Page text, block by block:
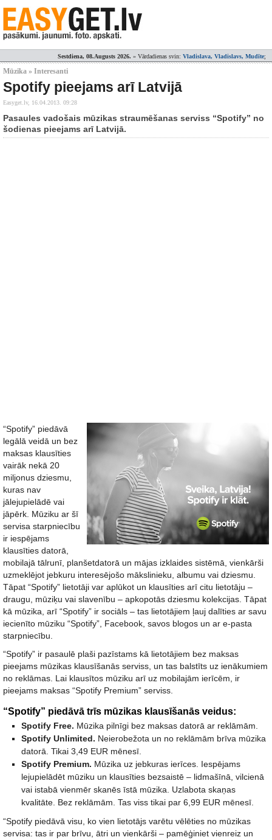
Sestdiena, 08.Augusts 2026. » Vārdadienas svin: Vladislava, Vladislavs, Mudīte;
Mūzika » Interesanti
Spotify pieejams arī Latvijā
Easyget.lv, 16.04.2013. 09:28
Pasaules vadošais mūzikas straumēšanas serviss “Spotify” no
šodienas pieejams arī Latvijā.
“Spotify” piedāvā
legālā veidā un bez
maksas klausīties
vairāk nekā 20
miljonus dziesmu,
kuras nav
jālejupielādē vai
jāpērk. Mūziku ar šī
servisa starpniecību
ir iespējams
klausīties datorā,
mobilajā tālrunī, planšetdatorā un mājas izklaides sistēmā, vienkārši
uzmeklējot jebkuru interesējošo mākslinieku, albumu vai dziesmu.
Tāpat “Spotify” lietotāji var aplūkot un klausīties arī citu lietotāju –
draugu, mūziķu vai slavenību – apkopotās dziesmu kolekcijas. Tāpat
kā mūzika, arī “Spotify” ir sociāls – tas lietotājiem ļauj dalīties ar savu
iecienīto mūziku “Spotify”, Facebook, savos blogos un ar e-pasta
starpniecību.
“Spotify” ir pasaulē plaši pazīstams kā lietotājiem bez maksas
pieejams mūzikas klausīšanās serviss, un tas balstīts uz ienākumiem
no reklāmas. Lai klausītos mūziku arī uz mobilajām ierīcēm, ir
pieejams maksas “Spotify Premium” serviss.
“Spotify” piedāvā trīs mūzikas klausīšanās veidus:
Spotify Free. Mūzika pilnīgi bez maksas datorā ar reklāmām.
Spotify Unlimited. Neierobežota un no reklāmām brīva mūzika
datorā. Tikai 3,49 EUR mēnesī.
Spotify Premium. Mūzika uz jebkuras ierīces. Iespējams
lejupielādēt mūziku un klausīties bezsaistē – lidmašīnā, vilcienā
vai istabā vienmēr skanēs īstā mūzika. Uzlabota skaņas
kvalitāte. Bez reklāmām. Tas viss tikai par 6,99 EUR mēnesī.
“Spotify piedāvā visu, ko vien lietotājs varētu vēlēties no mūzikas
servisa: tas ir par brīvu, ātri un vienkārši – pamēģiniet vienreiz un